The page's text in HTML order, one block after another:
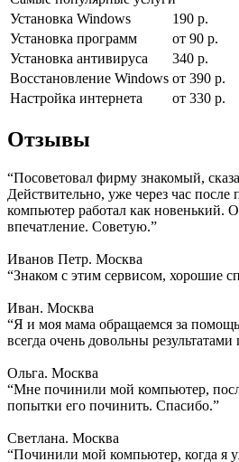
Установка Windows
190 р.
Установка программ
от 90 р.
Установка антивируса
340 р.
Восстановление Windows от 390 р.
Настройка интернета
от 330 р.
Отзывы
“Посоветовал фирму знакомый,
Действительно, уже через час после
компьютер работал как новенький.
впечатление. Советую.”
Иванов Петр. Москва
“Знаком с этим сервисом, хорошие
Иван. Москва
“Я и моя мама обращаемся за
всегда очень довольны
Ольга. Москва
“Мне починили мой компьютер,
попытки его починить. Спасибо.”
Светлана. Москва
“Починили мой компьютер, когда я